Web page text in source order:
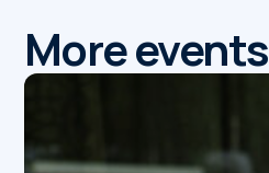
More events